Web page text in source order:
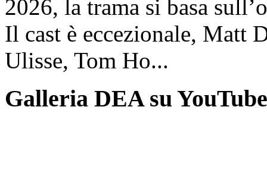
2026, la trama si basa
Il cast è eccezionale, Matt
Ulisse, Tom Ho...
Galleria DEA su YouTube